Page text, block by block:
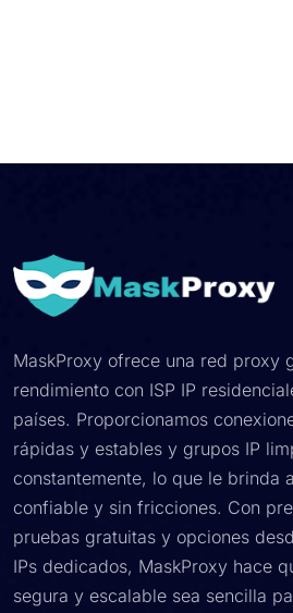
MaskProxy ofrece una red proxy
rendimiento con ISP IP
países. Proporcionamos
rápidas y estables y grupos IP
constantemente, lo que le brinda
confiable y sin fricciones. Con
pruebas gratuitas y opciones
IPs dedicados, MaskProxy hace
segura y escalable sea sencilla